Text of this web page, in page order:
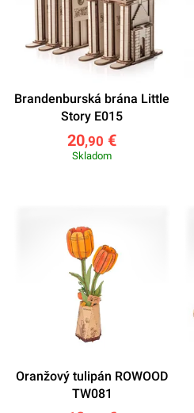
Brandenburská brána Little
Story E015
20,90 €
Skladom
Oranžový tulipán ROWOOD
TW081